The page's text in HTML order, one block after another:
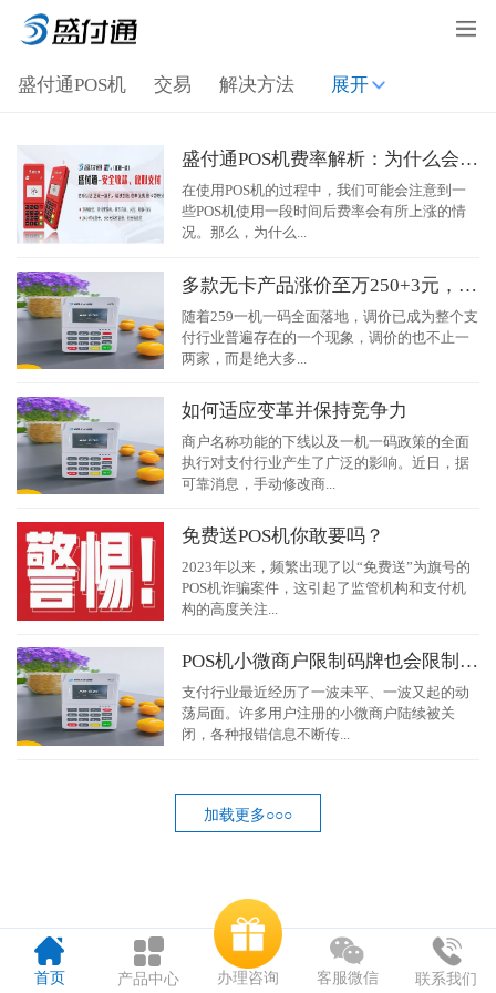
盛付通POS机 交易 解决方法 展开
盛付通POS机费率解析：为什么会涨费率？
在使用POS机的过程中，我们可能会注意到一
些POS机使用一段时间后费率会有所上涨的情
况。那么，为什么...
多款无卡产品涨价至万250+3元，如何应对？
随着259一机一码全面落地，调价已成为整个支
付行业普遍存在的一个现象，调价的也不止一
两家，而是绝大多...
如何适应变革并保持竞争力
商户名称功能的下线以及一机一码政策的全面
执行对支付行业产生了广泛的影响。近日，据
可靠消息，手动修改商...
免费送POS机你敢要吗？
2023年以来，频繁出现了以“免费送”为旗号的
POS机诈骗案件，这引起了监管机构和支付机
构的高度关注...
POS机小微商户限制码牌也会限制吗？
支付行业最近经历了一波未平、一波又起的动
荡局面。许多用户注册的小微商户陆续被关
闭，各种报错信息不断传...
加载更多○○○
首页 产品中心 办理咨询 客服微信 联系我们